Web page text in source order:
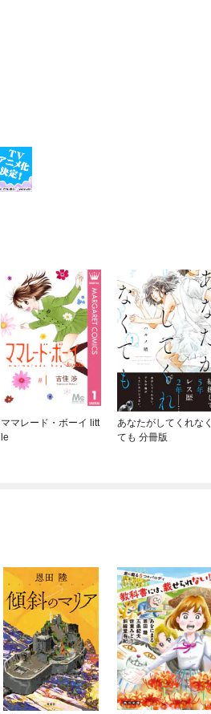
ママレード・ボーイ litt
le
あなたがしてくれなく
ても 分冊版